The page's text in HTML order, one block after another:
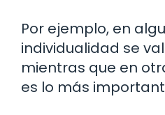
Por ejemplo, en
individualidad se
mientras que en
es lo más